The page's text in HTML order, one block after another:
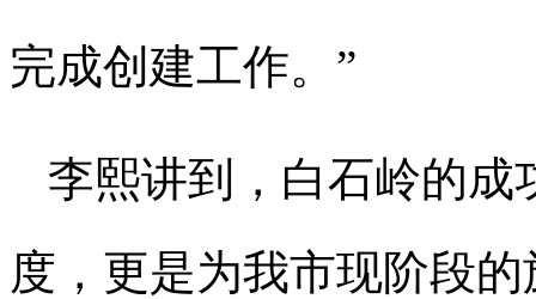
完成创建工作。”
李熙讲到，白石岭的成
度，更是为我市现阶段